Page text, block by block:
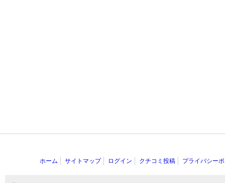
ホーム サイトマップ ログイン クチコミ投稿 プライバシー